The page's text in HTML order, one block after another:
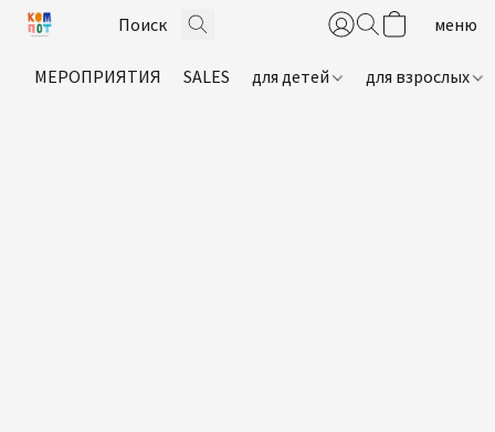
МЕРОПРИЯТИЯ SALES для детей для взрослых